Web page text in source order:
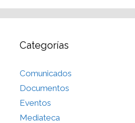
Categorías
Comunicados
Documentos
Eventos
Mediateca